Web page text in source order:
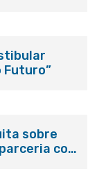
Futuro”
sobre
com